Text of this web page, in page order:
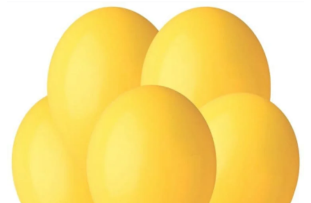
Оптовый Магазин
Корзина
Избранное